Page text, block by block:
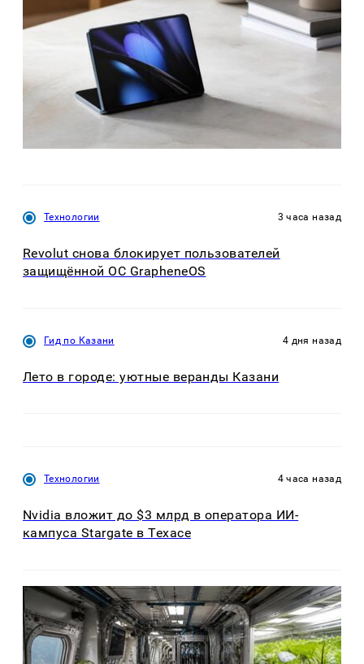
Технологии 3 часа назад
Revolut снова блокирует пользователей
защищённой ОС GrapheneOS
Гид по Казани 4 дня назад
Лето в городе: уютные веранды Казани
Технологии 4 часа назад
Nvidia вложит до $3 млрд в оператора ИИ-
кампуса Stargate в Техасе